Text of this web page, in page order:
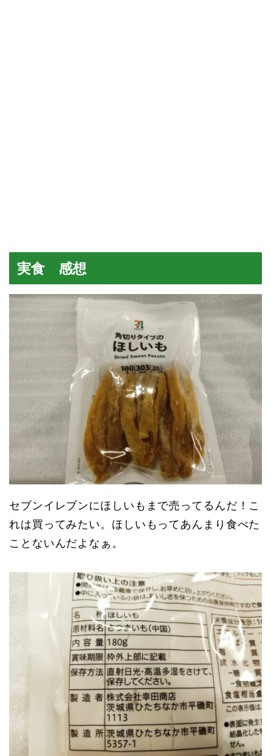
実食 感想
セブンイレブンにほしいもまで売ってるんだ！こ
れは買ってみたい。ほしいもってあんまり食べた
ことないんだよなぁ。